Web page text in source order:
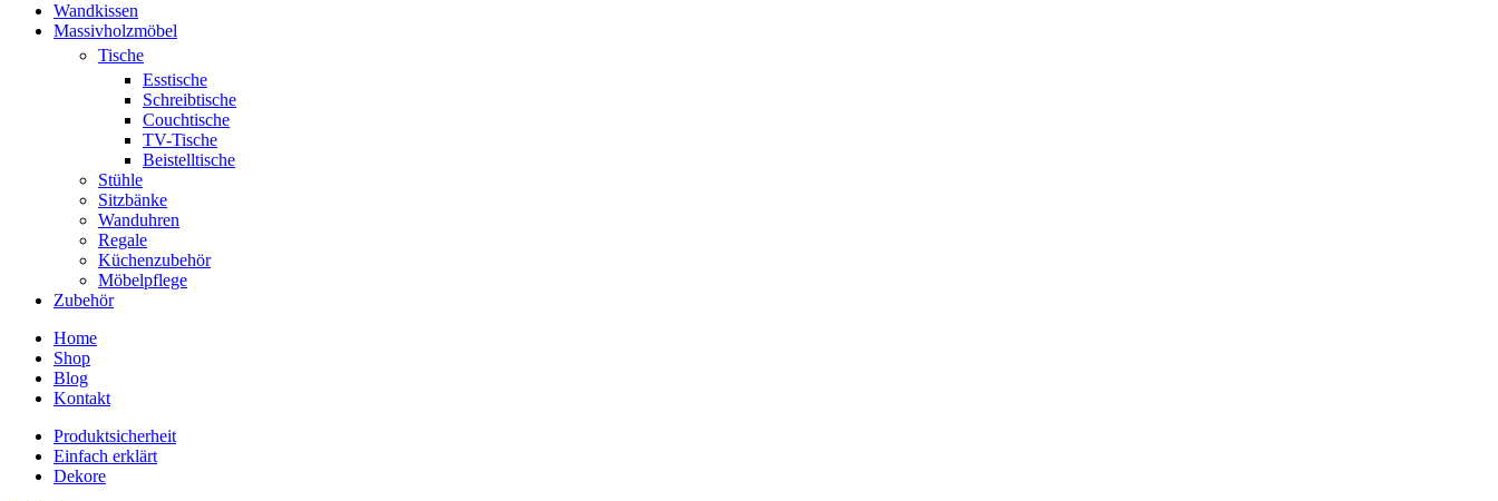
Wandkissen
Massivholzmöbel
Tische
Esstische
Schreibtische
Couchtische
TV-Tische
Beistelltische
Stühle
Sitzbänke
Wanduhren
Regale
Küchenzubehör
Möbelpflege
Zubehör
Home
Shop
Blog
Kontakt
Produktsicherheit
Einfach erklärt
Dekore